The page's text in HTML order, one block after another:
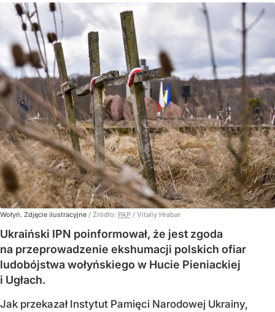
Wołyń. Zdjęcie ilustracyjne / Źródło: PAP / Vitaliy Hrabar
Ukraiński IPN poinformował, że jest zgoda
na przeprowadzenie ekshumacji polskich ofiar
ludobójstwa wołyńskiego w Hucie Pieniackiej
i Ugłach.
Jak przekazał Instytut Pamięci Narodowej Ukrainy,